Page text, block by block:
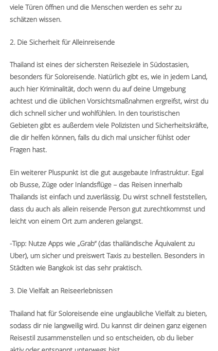
viele Türen öffnen und die Menschen werden es sehr zu
schätzen wissen.
2. Die Sicherheit für Alleinreisende
Thailand ist eines der sichersten Reiseziele in Südostasien,
besonders für Soloreisende. Natürlich gibt es, wie in jedem Land,
auch hier Kriminalität, doch wenn du auf deine Umgebung
achtest und die üblichen Vorsichtsmaßnahmen ergreifst, wirst du
dich schnell sicher und wohlfühlen. In den touristischen
Gebieten gibt es außerdem viele Polizisten und Sicherheitskräfte,
die dir helfen können, falls du dich mal unsicher fühlst oder
Fragen hast.
Ein weiterer Pluspunkt ist die gut ausgebaute Infrastruktur. Egal
ob Busse, Züge oder Inlandsflüge – das Reisen innerhalb
Thailands ist einfach und zuverlässig. Du wirst schnell feststellen,
dass du auch als allein reisende Person gut zurechtkommst und
leicht von einem Ort zum anderen gelangst.
-Tipp: Nutze Apps wie „Grab“ (das thailändische Äquivalent zu
Uber), um sicher und preiswert Taxis zu bestellen. Besonders in
Städten wie Bangkok ist das sehr praktisch.
3. Die Vielfalt an Reiseerlebnissen
Thailand hat für Soloreisende eine unglaubliche Vielfalt zu bieten,
sodass dir nie langweilig wird. Du kannst dir deinen ganz eigenen
Reisestil zusammenstellen und so entscheiden, ob du lieber